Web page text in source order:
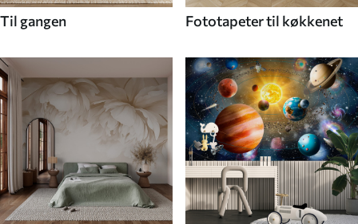
Til gangen Fototapeter til køkkenet